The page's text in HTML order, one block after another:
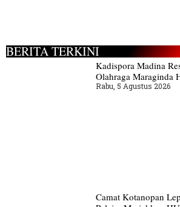
BERITA TERKINI
Kadispora Madina
Olahraga Maraginda
Rabu, 5 Agustus 2026
Camat Kotanopan